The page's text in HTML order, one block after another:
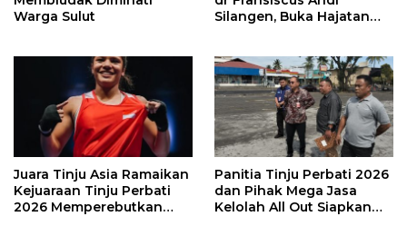
Warga Sulut
Silangen, Buka Hajatan
Wali Kota Manado
Juara Tinju Asia Ramaikan
Kejuaraan Tinju Perbati
2026 Memperebutkan
Panitia Tinju Perbati 2026
dan Pihak Mega Jasa
Kelolah All Out Siapkan